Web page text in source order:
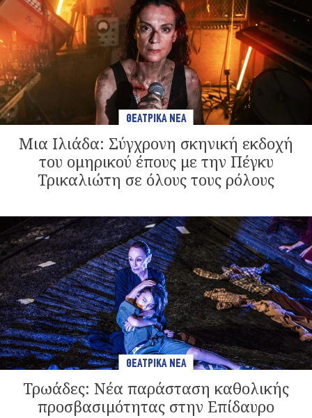
ΘΕΑΤΡΙΚΑ ΝΕΑ
Μια Ιλιάδα: Σύγχρονη σκηνική εκδοχή
του ομηρικού έπους με την Πέγκυ
Τρικαλιώτη σε όλους τους ρόλους
ΘΕΑΤΡΙΚΑ ΝΕΑ
Τρωάδες: Νέα παράσταση καθολικής
προσβασιμότητας στην Επίδαυρο